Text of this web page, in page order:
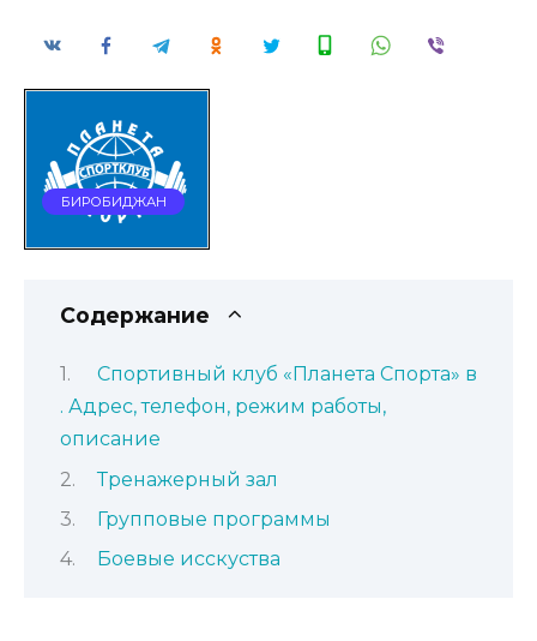
БИРОБИДЖАН
Содержание
Спортивный клуб «Планета Спорта» в
. Адрес, телефон, режим работы,
описание
Тренажерный зал
Групповые программы
Боевые исскуства